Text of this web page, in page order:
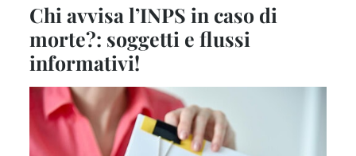
Chi avvisa l’INPS in caso di
morte?: soggetti e flussi
informativi!